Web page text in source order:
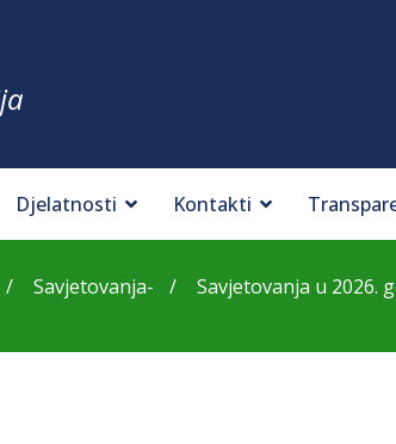
Djelatnosti Kontakti
Savjetovanja- Savjetovanja u 2026.